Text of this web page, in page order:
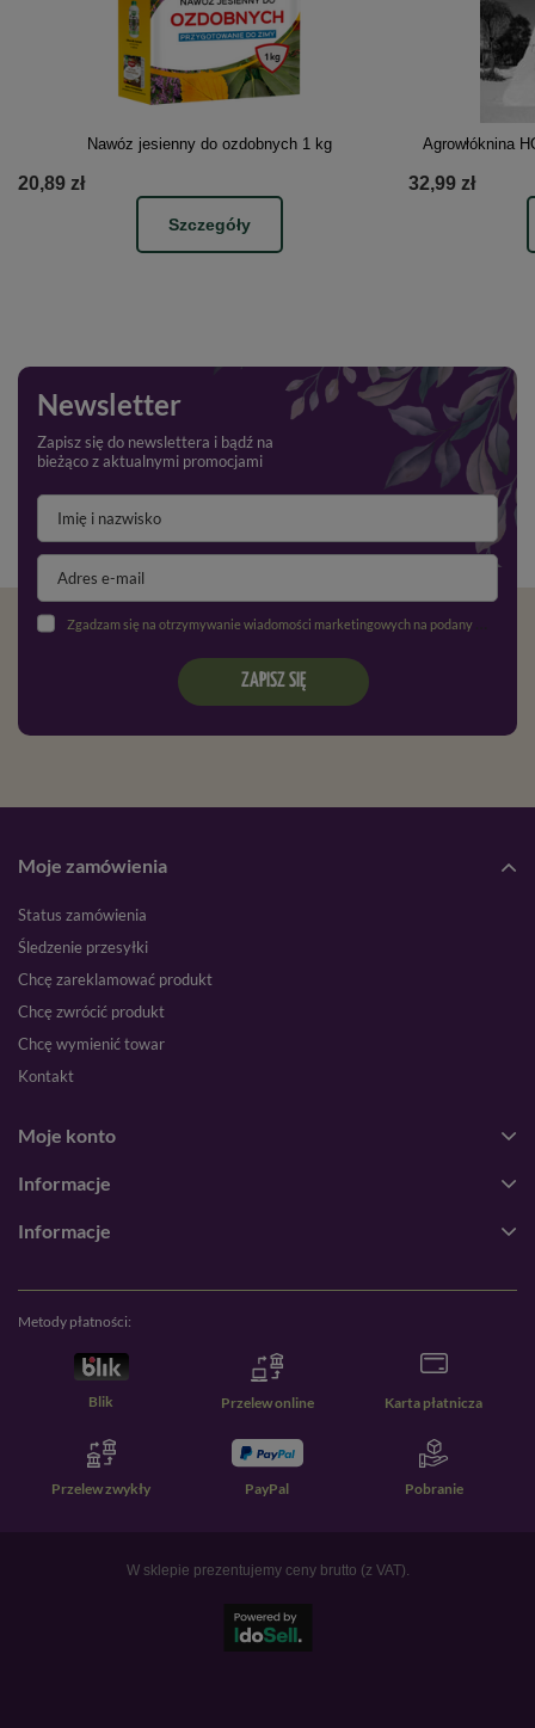
Nawóz jesienny do ozdobnych 1 kg
20,89 zł
Szczegóły
Agrowłóknina
32,99 zł
Newsletter
Zapisz się do newslettera i bądź na
bieżąco z aktualnymi promocjami
Zgadzam się na otrzymywanie wiadomości marketingowych na podany adres e-mail oraz przetwarzanie danych osobowych zgodnie z
ZAPISZ SIĘ
Moje zamówienia
Status zamówienia
Śledzenie przesyłki
Chcę zareklamować produkt
Chcę zwrócić produkt
Chcę wymienić towar
Kontakt
Moje konto
Informacje
Informacje
Metody płatności:
Blik Przelew online Karta płatnicza
Przelew zwykły PayPal Pobranie
W sklepie prezentujemy ceny brutto (z VAT).